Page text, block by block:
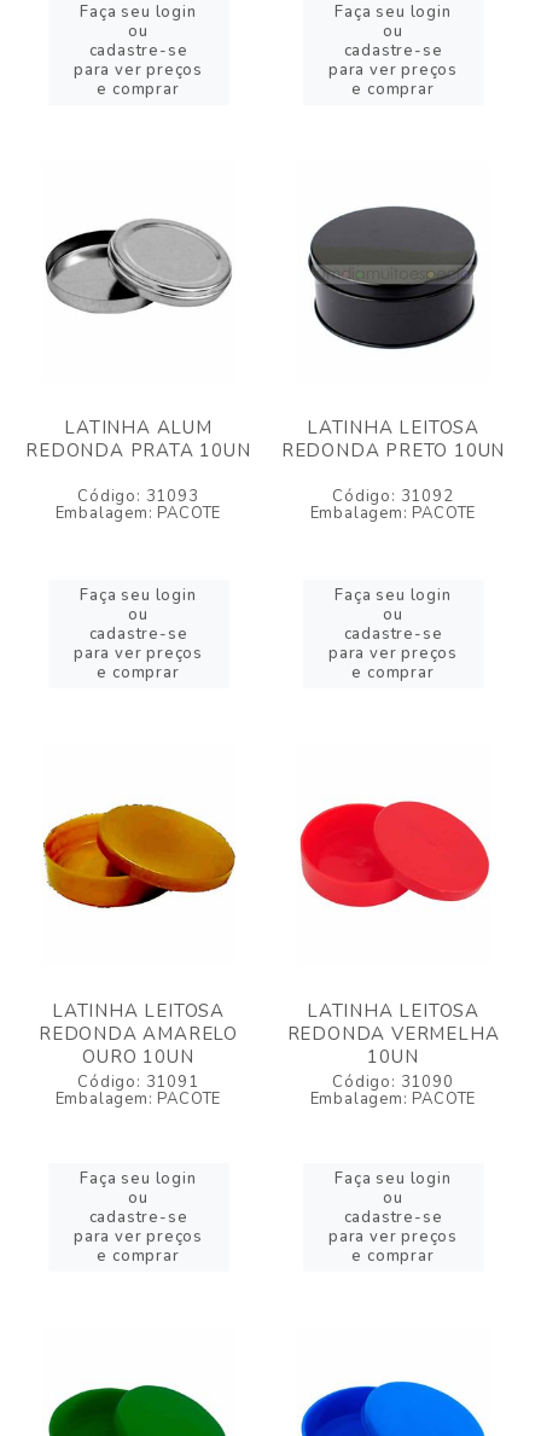
Faça seu login
ou
cadastre-se
para ver preços
e comprar
Faça seu login
ou
cadastre-se
para ver preços
e comprar
LATINHA ALUM
REDONDA PRATA 10UN
Código: 31093
Embalagem: PACOTE
Faça seu login
ou
cadastre-se
para ver preços
e comprar
LATINHA LEITOSA
REDONDA PRETO 10UN
Código: 31092
Embalagem: PACOTE
Faça seu login
ou
cadastre-se
para ver preços
e comprar
LATINHA LEITOSA
REDONDA AMARELO
OURO 10UN
Código: 31091
Embalagem: PACOTE
Faça seu login
ou
cadastre-se
para ver preços
e comprar
LATINHA LEITOSA
REDONDA VERMELHA
10UN
Código: 31090
Embalagem: PACOTE
Faça seu login
ou
cadastre-se
para ver preços
e comprar